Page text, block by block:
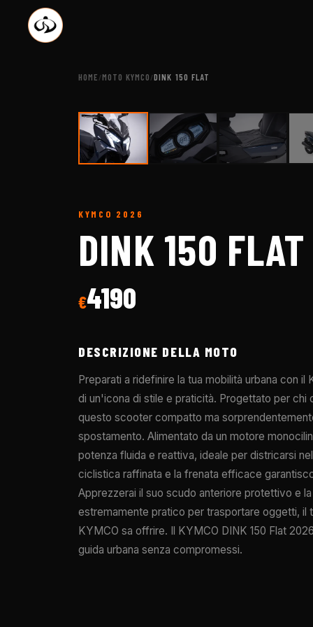
HOME /MOTO KYMCO /DINK 150 FLAT
KYMCO 2026
DINK 150 FLAT
€4190
DESCRIZIONE DELLA MOTO
Preparati a ridefinire la tua mobilità urbana con
di un'icona di stile e praticità. Progettato per
questo scooter compatto ma
spostamento. Alimentato da un motore
potenza fluida e reattiva, ideale per districarsi
ciclistica raffinata e la frenata efficace
Apprezzerai il suo scudo anteriore protettivo e
estremamente pratico per trasportare oggetti,
KYMCO sa offrire. Il KYMCO DINK 150 Flat
guida urbana senza compromessi.